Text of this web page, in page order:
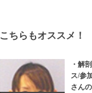
こちらもオススメ！
・解
ス/参
さん